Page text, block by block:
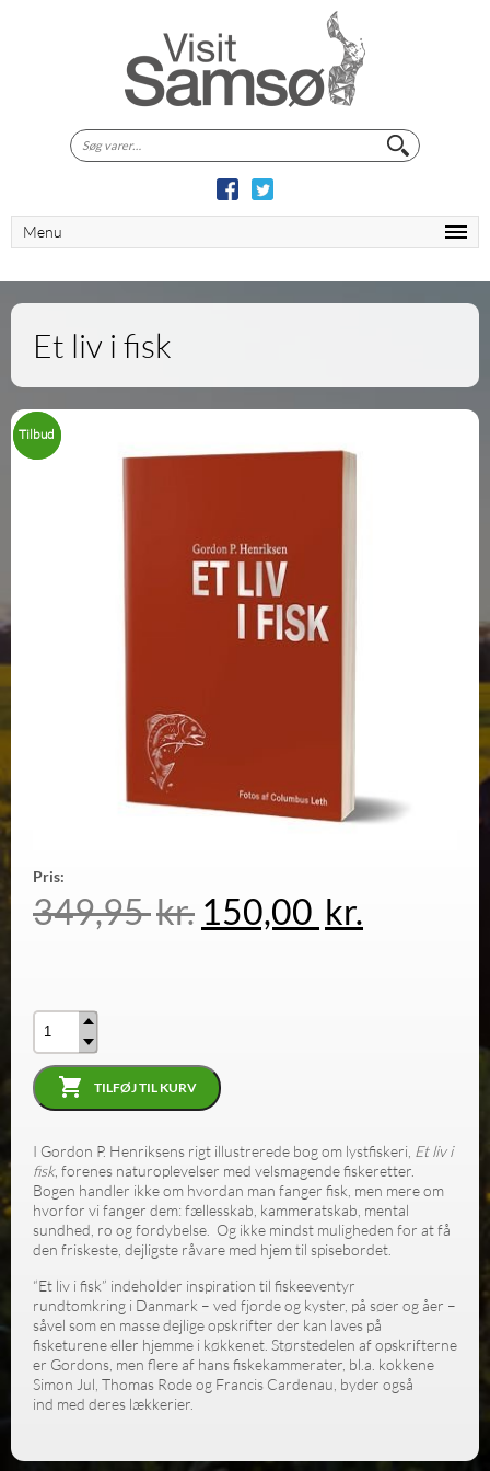
Søg
efter:
Menu
Et liv i fisk
Tilbud
Tilbud
Pris:
349,95kr. 150,00 kr.
TILFØJ TIL KURV
I Gordon P. Henriksens rigt illustrerede bog om lystfiskeri, Et liv i
fisk, forenes naturoplevelser med velsmagende fiskeretter.
Bogen handler ikke om hvordan man fanger fisk, men mere om
hvorfor vi fanger dem: fællesskab, kammeratskab, mental
sundhed, ro og fordybelse. Og ikke mindst muligheden for at få
den friskeste, dejligste råvare med hjem til spisebordet.
“Et liv i fisk” indeholder inspiration til fiskeeventyr
rundtomkring i Danmark – ved fjorde og kyster, på søer og åer –
såvel som en masse dejlige opskrifter der kan laves på
fisketurene eller hjemme i køkkenet. Størstedelen af opskrifterne
er Gordons, men flere af hans fiskekammerater, bl.a. kokkene
Simon Jul, Thomas Rode og Francis Cardenau, byder også
ind med deres lækkerier.